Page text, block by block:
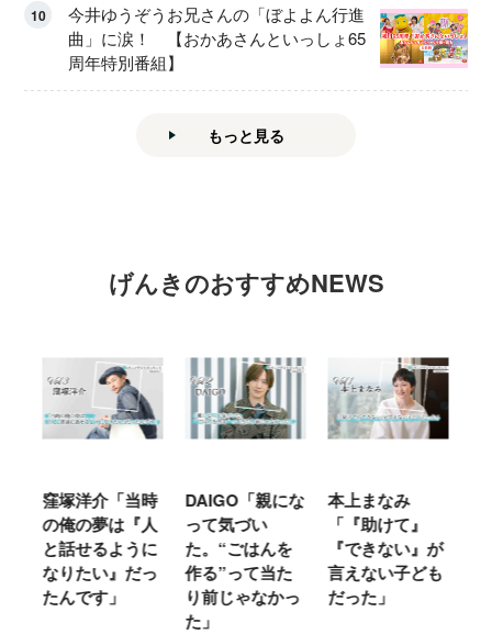
10
今井ゆうぞうお兄さんの「ぼよよん行進
曲」に涙！ 【おかあさんといっしょ65
周年特別番組】
もっと見る
げんきのおすすめNEWS
窪塚洋介「当時
の俺の夢は『人
と話せるように
なりたい』だっ
たんです」
DAIGO「親にな
って気づい
た。“ごはんを
作る”って当た
り前じゃなかっ
た」
本上まなみ
「『助けて』
『できない』が
言えない子ども
だった」